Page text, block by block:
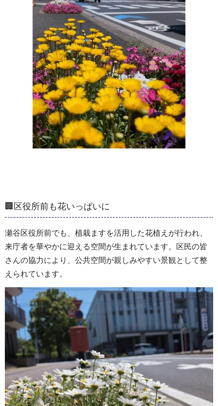
🏢区役所前も花いっぱいに
瀬谷区役所前でも、植栽ますを活用した花植えが行われ、
来庁者を華やかに迎える空間が生まれています。区民の皆
さんの協力により、公共空間が親しみやすい景観として整
えられています。